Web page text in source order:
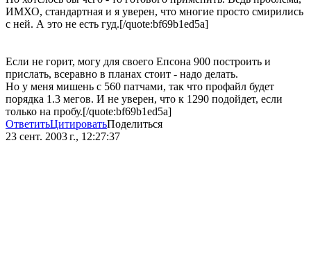
ИМХО, стандартная и я уверен, что многие просто смирились
с ней. А это не есть гуд.[/quote:bf69b1ed5a]
Если не горит, могу для своего Епсона 900 построить и
прислать, всеравно в планах стоит - надо делать.
Но у меня мишень с 560 патчами, так что профайл будет
порядка 1.3 мегов. И не уверен, что к 1290 подойдет, если
только на пробу.[/quote:bf69b1ed5a]
ОтветитьЦитироватьПоделиться
23 сент. 2003 г., 12:27:37